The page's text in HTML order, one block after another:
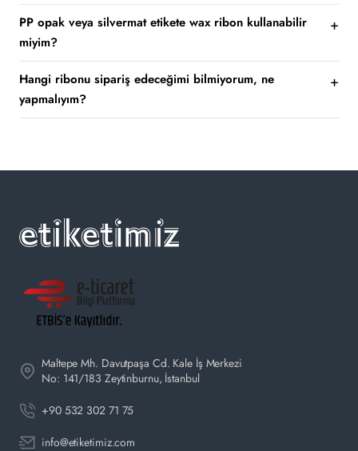
PP opak veya silvermat etikete wax ribon kullanabilir
miyim?
Hangi ribonu sipariş edeceğimi bilmiyorum, ne
yapmalıyım?
Maltepe Mh. Davutpaşa Cd. Kale İş Merkezi
No: 141/183 Zeytinburnu, İstanbul
+90 532 302 71 75
info@etiketimiz.com